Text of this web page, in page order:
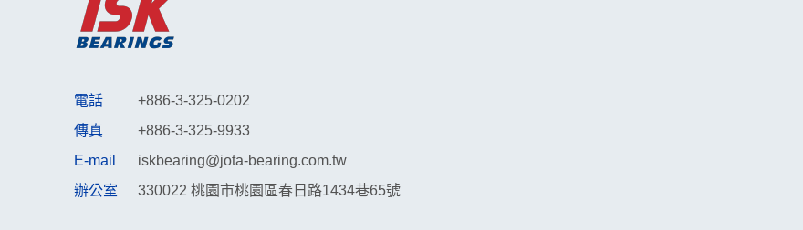
電話
+886-3-325-0202
傳真
+886-3-325-9933
E-mail
iskbearing@jota-bearing.com.tw
辦公室
330022 桃園市桃園區春日路1434巷65號